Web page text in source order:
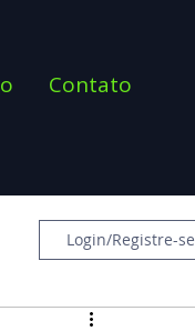
Contato
Login/Registre-se